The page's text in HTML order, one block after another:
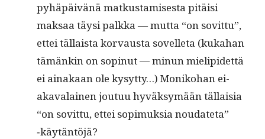
pyhäpäivänä matkus­tamis­es­ta pitäisi
mak­saa täysi palk­ka — mut­ta “on sovit­tu”,
ettei täl­laista kor­vaus­ta sovel­leta (kuka­han
tämänkin on sopin­ut — min­un mielipi­det­tä
ei ainakaan ole kysyt­ty…) Moniko­han ei-
akavalainen joutuu hyväksymään täl­laisia
“on sovit­tu, ettei sopimuk­sia nou­date­ta”
‑käytän­töjä?